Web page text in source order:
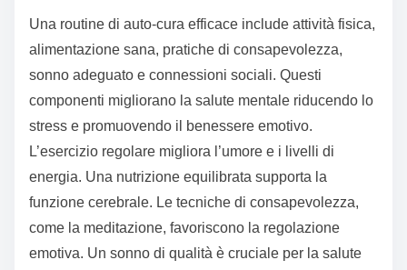
Una routine di auto-cura efficace include attività fisica,
alimentazione sana, pratiche di consapevolezza,
sonno adeguato e connessioni sociali. Questi
componenti migliorano la salute mentale riducendo lo
stress e promuovendo il benessere emotivo.
L’esercizio regolare migliora l’umore e i livelli di
energia. Una nutrizione equilibrata supporta la
funzione cerebrale. Le tecniche di consapevolezza,
come la meditazione, favoriscono la regolazione
emotiva. Un sonno di qualità è cruciale per la salute